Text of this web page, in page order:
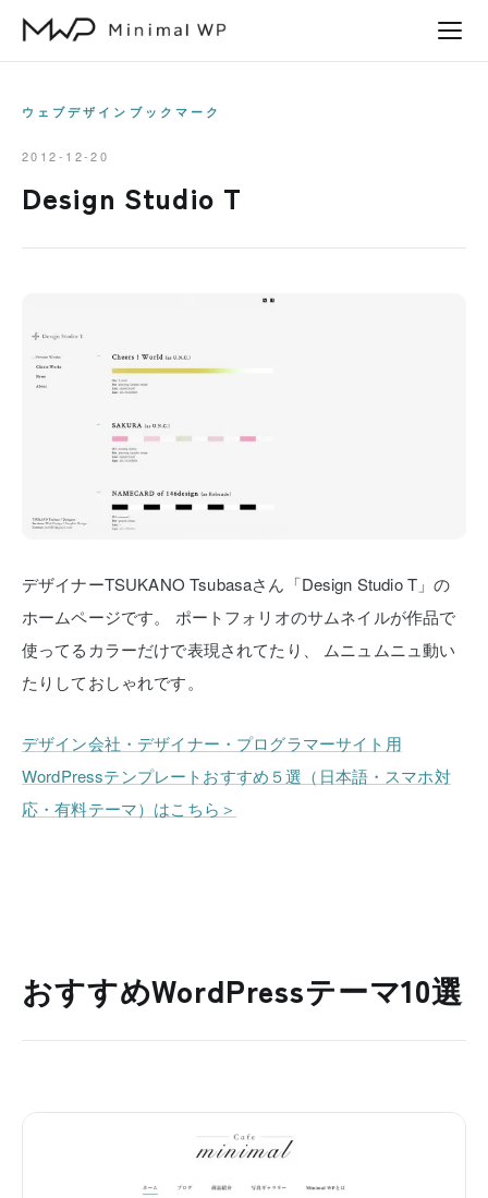
ウェブデザインブックマーク
2012-12-20
Design Studio T
デザイナーTSUKANO Tsubasaさん「Design Studio T」の
ホームページです。
ポートフォリオのサムネイルが作品で
使ってるカラーだけで表現されてたり、
ムニュムニュ動い
たりしておしゃれです。
デザイン会社・デザイナー・プログラマーサイト用
WordPressテンプレートおすすめ５選（日本語・スマホ対
応・有料テーマ）はこちら＞
おすすめWordPressテーマ10選